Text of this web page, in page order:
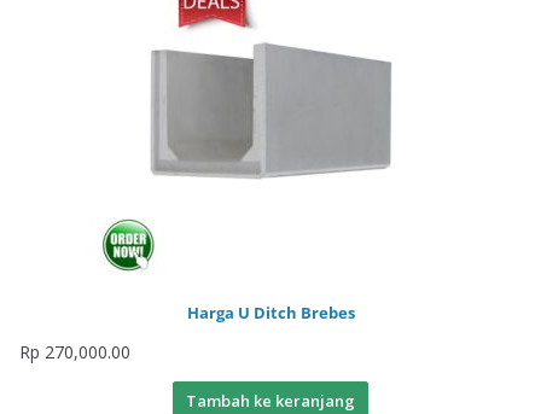
Harga U Ditch Brebes
Rp 270,000.00
Tambah ke keranjang